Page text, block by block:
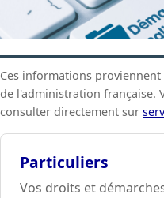
Ces informations proviennent
de l'administration française.
consulter directement sur
Particuliers
Vos droits et